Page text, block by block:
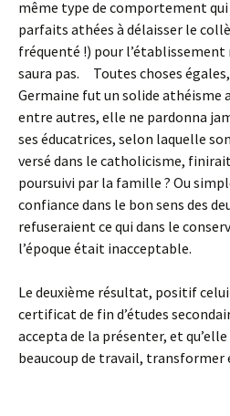
même type de comportement qui
parfaits athées à délaisser le
fréquenté !) pour l’établissement
saura pas. Toutes choses
Germaine fut un solide athéisme
entre autres, elle ne pardonna
ses éducatrices, selon laquelle
versé dans le catholicisme,
poursuivi par la famille ? Ou
confiance dans le bon sens des
refuseraient ce qui dans le
l’époque était inacceptable.
Le deuxième résultat, positif
certificat de fin d’études
accepta de la présenter, et
beaucoup de travail, transformer